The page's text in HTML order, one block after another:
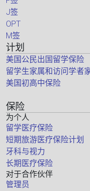
J签
OPT
M签
计划
美国公民出国留学保险
留学生家属和访问学者
美国初高中保险
保险
为个人
留学医疗保险
短期旅游医疗保险计划
牙科与视力
长期医疗保险
对于合作伙伴
管理员